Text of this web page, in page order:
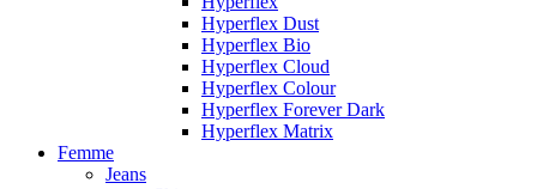
Hyperflex Dust
Hyperflex Bio
Hyperflex Cloud
Hyperflex Colour
Hyperflex Forever Dark
Hyperflex Matrix
Femme
Jeans